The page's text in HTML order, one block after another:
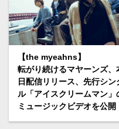
【the myeahns】
転がり続けるマヤーンズ、
日配信リリース、先行シン
ル「アイスクリームマン」
ミュージックビデオを公開